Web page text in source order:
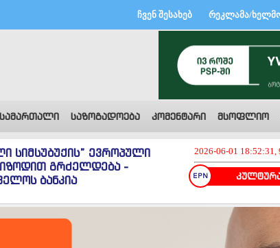
ჩვენ შესახებ რეკლამა/
სამართალი საზოგადოება კომენტარი მსოფლიო
2026-06-01 18:52:31,
სიმსუბუქის” ევროპული
გრძელდება -
ბანკია